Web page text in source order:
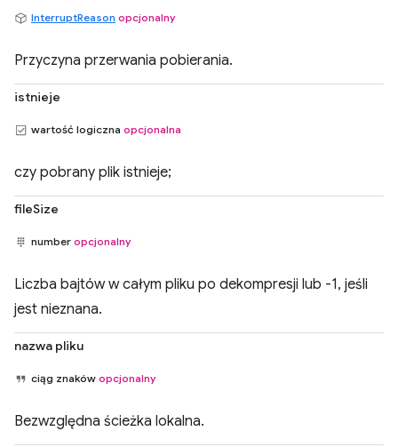
InterruptReason opcjonalny
Przyczyna przerwania pobierania.
istnieje
wartość logiczna opcjonalna
czy pobrany plik istnieje;
fileSize
number opcjonalny
Liczba bajtów w całym pliku po dekompresji lub -1, jeśli
jest nieznana.
nazwa pliku
ciąg znaków opcjonalny
Bezwzględna ścieżka lokalna.